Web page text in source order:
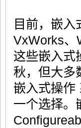
目前，嵌
VxWorks、
这些嵌入式
秋，但大多
嵌入式操作
一个选择。